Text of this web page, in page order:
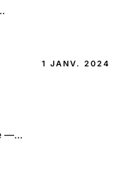
—
1 JANV. 2024